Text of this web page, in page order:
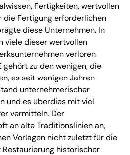
Fertigkeiten, wertvollen
die Fertigung erforderlichen
diese Unternehmen. In
viele dieser wertvollen
verloren
gehört zu den wenigen, die
es seit wenigen Jahren
unternehmerischer
und es überdies mit viel
vermitteln. Der
an alte Traditionslinien an,
Vorlagen nicht zuletzt für die
historischer